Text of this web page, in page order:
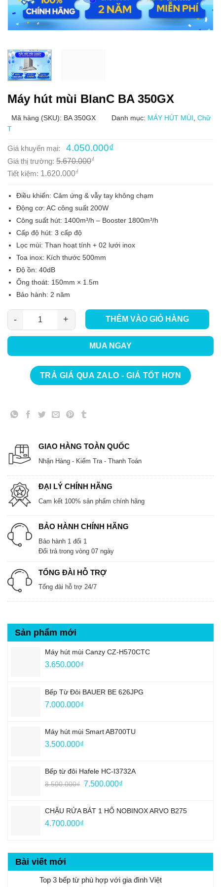
Máy hút mùi BlanC BA 350GX
Mã hàng (SKU): BA 350GX Danh mục: MÁY HÚT MÙI Chữ
T
Giá khuyến mại:
Giá
gốc
là:
5.670.000₫.
4.050.000₫
Giá thị trường: 5.670.000₫
Tiết kiệm: 1.620.000₫
Điều khiển: Cảm ứng & vẫy tay không chạm
Động cơ: AC công suất 200W
Công suất hút: 1400m³/h – Booster 1800m³/h
Cấp độ hút: 3 cấp độ
Lọc mùi: Than hoạt tính + 02 lưới inox
Toa inox: Kích thước 500mm
Độ ồn: 40dB
Ống thoát: 150mm × 1.5m
Bảo hành: 2 năm
Máy hút mùi BlanC BA 350GX số lượng
THÊM VÀO GIỎ HÀNG
MUA NGAY
TRẢ GIÁ QUA ZALO - GIÁ TỐT HƠN
GIAO HÀNG TOÀN QUỐC
Nhận Hàng - Kiểm Tra - Thanh Toán
ĐẠI LÝ CHÍNH HÃNG
Cam kết 100% sản phẩm chính hãng
BẢO HÀNH CHÍNH HÃNG
Bảo hành 1 đổi 1
Đổi trả trong vòng 07 ngày
TỔNG ĐÀI HỖ TRỢ
Tổng đài hỗ trợ 24/7
Sản phẩm mới
Máy hút mùi Canzy CZ-H570CTC
3.650.000₫
Bếp Từ Đôi BAUER BE 626JPG
7.000.000₫
Máy hút mùi Smart AB700TU
3.500.000₫
Bếp từ đôi Hafele HC-I3732A
8.500.000₫ Giá
8.500.000₫.
7.500.000₫
là:
CHẬU RỬA BÁT 1 HỐ NOBINOX ARVO B275
4.700.000₫
Bài viết mới
Top 3 bếp từ phù hợp với gia đình Việt